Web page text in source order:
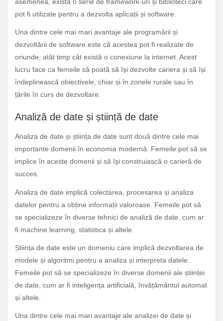
pot fi utilizate pentru a dezvolta aplicații și software.
Una dintre cele mai mari avantaje ale programării și
dezvoltării de software este că acestea pot fi realizate de
oriunde, atât timp cât există o conexiune la internet. Acest
lucru face ca femeile să poată să își dezvolte cariera și să își
îndeplinească obiectivele, chiar și în zonele rurale sau în
țările în curs de dezvoltare.
Analiză de date și știință de date
Analiza de date și știința de date sunt două dintre cele mai
importante domenii în economia modernă. Femeile pot să se
implice în aceste domenii și să își construiască o carieră de
succes.
Analiza de date implică colectarea, procesarea și analiza
datelor pentru a obține informații valoroase. Femeile pot să
se specializeze în diverse tehnici de analiză de date, cum ar
fi machine learning, statistica și altele.
Știința de date este un domeniu care implică dezvoltarea de
modele și algoritmi pentru a analiza și interpreta datele.
Femeile pot să se specializeze în diverse domenii ale științei
de date, cum ar fi inteligența artificială, învățământul automat
și altele.
Una dintre cele mai mari avantaje ale analizei de date și